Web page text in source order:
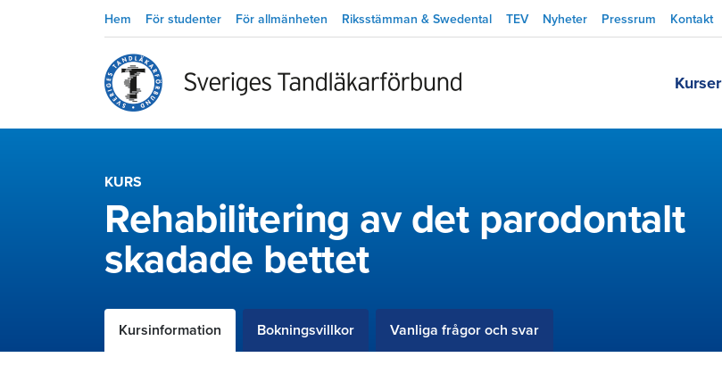
Hem För studenter För allmänheten Riksstämman & Swedental TEV Nyheter Pressrum Kontakt
Kurser
KURS
Rehabilitering av det parodontalt
skadade bettet
Kursinformation Bokningsvillkor Vanliga frågor och svar